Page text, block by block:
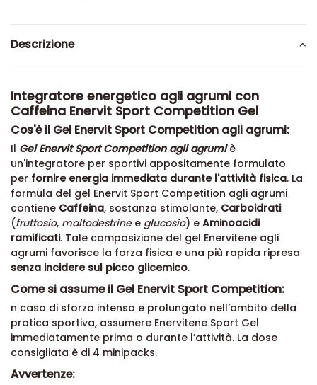
Descrizione
Integratore energetico agli agrumi con
Caffeina Enervit Sport Competition Gel
Cos'è il Gel Enervit Sport Competition agli agrumi:
Il Gel Enervit Sport Competition agli agrumi è
un'integratore per sportivi appositamente formulato
per fornire energia immediata durante l'attività fisica. La
formula del gel Enervit Sport Competition agli agrumi
contiene Caffeina, sostanza stimolante, Carboidrati
(fruttosio, maltodestrinee glucosio) e Aminoacidi
ramificati. Tale composizione del gel Enervitene agli
agrumi favorisce la forza fisica e una più rapida ripresa
senza incidere sul picco glicemico.
Come si assume il Gel Enervit Sport Competition:
n caso di sforzo intenso e prolungato nell’ambito della
pratica sportiva, assumere Enervitene Sport Gel
immediatamente prima o durante l’attività. La dose
consigliata è di 4 minipacks.
Avvertenze: